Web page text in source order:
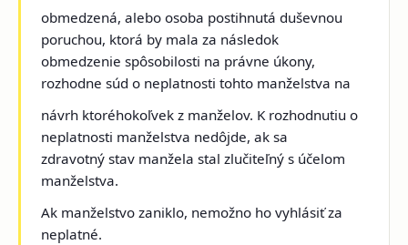
obmedzená, alebo osoba postihnutá duševnou
poruchou, ktorá by mala za následok
obmedzenie spôsobilosti na právne úkony,
rozhodne súd o neplatnosti tohto manželstva na
návrh ktoréhokoľvek z manželov. K rozhodnutiu o
neplatnosti manželstva nedôjde, ak sa
zdravotný stav manžela stal zlučiteľný s účelom
manželstva.
Ak manželstvo zaniklo, nemožno ho vyhlásiť za
neplatné.